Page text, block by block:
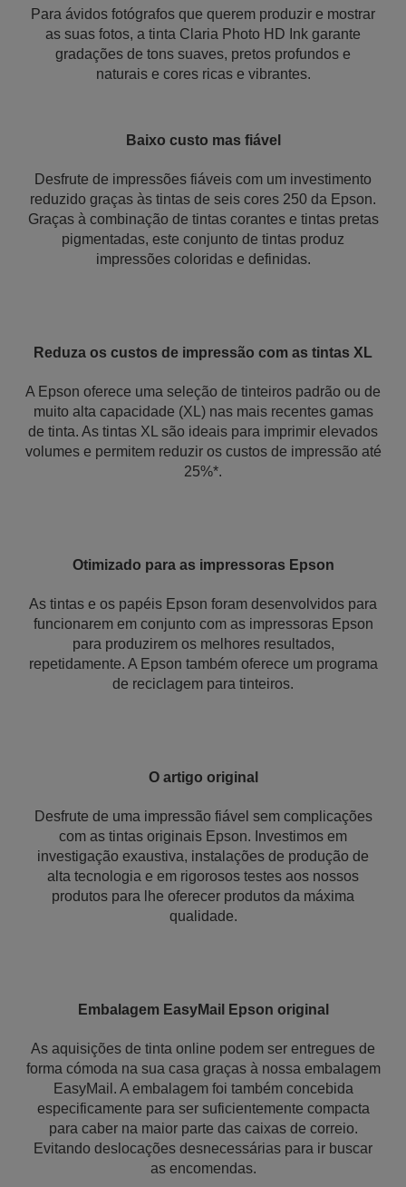
Para ávidos fotógrafos que querem produzir e mostrar
as suas fotos, a tinta Claria Photo HD Ink garante
gradações de tons suaves, pretos profundos e
naturais e cores ricas e vibrantes.
Baixo custo mas fiável
Desfrute de impressões fiáveis com um investimento
reduzido graças às tintas de seis cores 250 da Epson.
Graças à combinação de tintas corantes e tintas pretas
pigmentadas, este conjunto de tintas produz
impressões coloridas e definidas.
Reduza os custos de impressão com as tintas XL
A Epson oferece uma seleção de tinteiros padrão ou de
muito alta capacidade (XL) nas mais recentes gamas
de tinta. As tintas XL são ideais para imprimir elevados
volumes e permitem reduzir os custos de impressão até
25%*.
Otimizado para as impressoras Epson
As tintas e os papéis Epson foram desenvolvidos para
funcionarem em conjunto com as impressoras Epson
para produzirem os melhores resultados,
repetidamente. A Epson também oferece um programa
de reciclagem para tinteiros.
O artigo original
Desfrute de uma impressão fiável sem complicações
com as tintas originais Epson. Investimos em
investigação exaustiva, instalações de produção de
alta tecnologia e em rigorosos testes aos nossos
produtos para lhe oferecer produtos da máxima
qualidade.
Embalagem EasyMail Epson original
As aquisições de tinta online podem ser entregues de
forma cómoda na sua casa graças à nossa embalagem
EasyMail. A embalagem foi também concebida
especificamente para ser suficientemente compacta
para caber na maior parte das caixas de correio.
Evitando deslocações desnecessárias para ir buscar
as encomendas.